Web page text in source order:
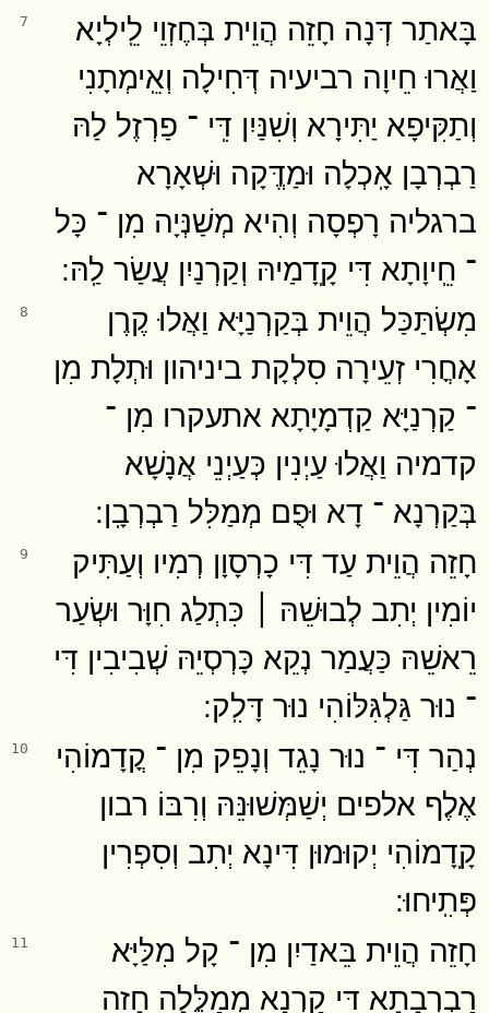
7
בָּאתַר דְּנָה חָזֵה הֲוֵית בְּחֶזְוֵי לֵֽילְיָא
וַאֲרוּ חֵיוָה רביעיה דְּחִילָה וְאֵֽימְתָנִי
וְתַקִּיפָא יַתִּירָא וְשִׁנַּיִן דִּֽי ־ פַרְזֶל לַהּ
רַבְרְבָן אָֽכְלָה וּמַדֱּקָה וּשְׁאָרָא
ברגליה רָפְסָה וְהִיא מְשַׁנְּיָה מִן ־ כָּל
־ חֵֽיוָתָא דִּי קָֽדָמַיהּ וְקַרְנַיִן עֲשַׂר לַֽהּ ׃
8
מִשְׂתַּכַּל הֲוֵית בְּקַרְנַיָּא וַאֲלוּ קֶרֶן
אָחֳרִי זְעֵירָה סִלְקָת ביניהון וּתְלָת מִן
־ קַרְנַיָּא קַדְמָיָתָא אתעקרו מִן ־
קדמיה וַאֲלוּ עַיְנִין כְּעַיְנֵי אֲנָשָׁא
בְּקַרְנָא ־ דָא וּפֻם מְמַלִּל רַבְרְבָֽן ׃
9
חָזֵה הֲוֵית עַד דִּי כָרְסָוָן רְמִיו וְעַתִּיק
יוֹמִין יְתִב לְבוּשֵׁהּ ׀ כִּתְלַג חִוָּר וּשְׂעַר
רֵאשֵׁהּ כַּעֲמַר נְקֵא כָּרְסְיֵהּ שְׁבִיבִין דִּי
־ נוּר גַּלְגִּלּוֹהִי נוּר דָּלִֽק ׃
10
נְהַר דִּי ־ נוּר נָגֵד וְנָפֵק מִן ־ קֳדָמוֹהִי
אֶלֶף אלפים יְשַׁמְּשׁוּנֵּהּ וְרִבּוֹ רבון
קָֽדָמוֹהִי יְקוּמוּן דִּינָא יְתִב וְסִפְרִין
פְּתִֽיחוּ ׃
11
חָזֵה הֲוֵית בֵּאדַיִן מִן ־ קָל מִלַּיָּא
רַבְרְבָתָא דִּי קַרְנָא מְמַלֱּלָה חָזֵה